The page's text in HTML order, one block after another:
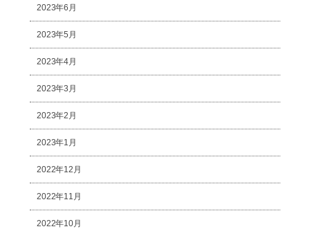
2023年6月
2023年5月
2023年4月
2023年3月
2023年2月
2023年1月
2022年12月
2022年11月
2022年10月